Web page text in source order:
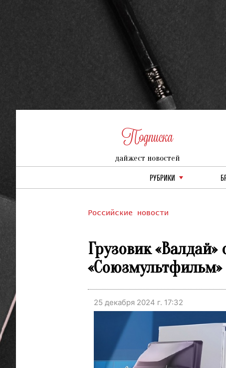
Подписка
дайжест новостей
РУБРИКИ
Российские новости
Грузовик
«Союзмультфильм»
25 декабря 2024 г. 17:32